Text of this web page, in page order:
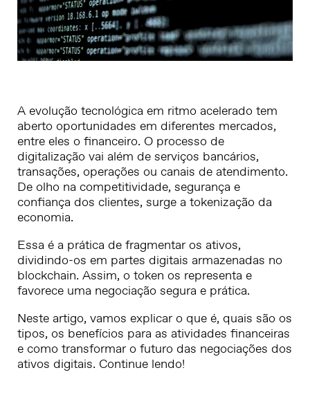
A evolução tecnológica em ritmo acelerado tem
aberto oportunidades em diferentes mercados,
entre eles o financeiro. O processo de
digitalização vai além de serviços bancários,
transações, operações ou canais de atendimento.
De olho na competitividade, segurança e
confiança dos clientes, surge a tokenização da
economia.
Essa é a prática de fragmentar os ativos,
dividindo-os em partes digitais armazenadas no
blockchain. Assim, o token os representa e
favorece uma negociação segura e prática.
Neste artigo, vamos explicar o que é, quais são os
tipos, os benefícios para as atividades financeiras
e como transformar o futuro das negociações dos
ativos digitais. Continue lendo!